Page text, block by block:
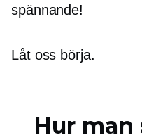
spännande!
Låt oss börja.
Hur man